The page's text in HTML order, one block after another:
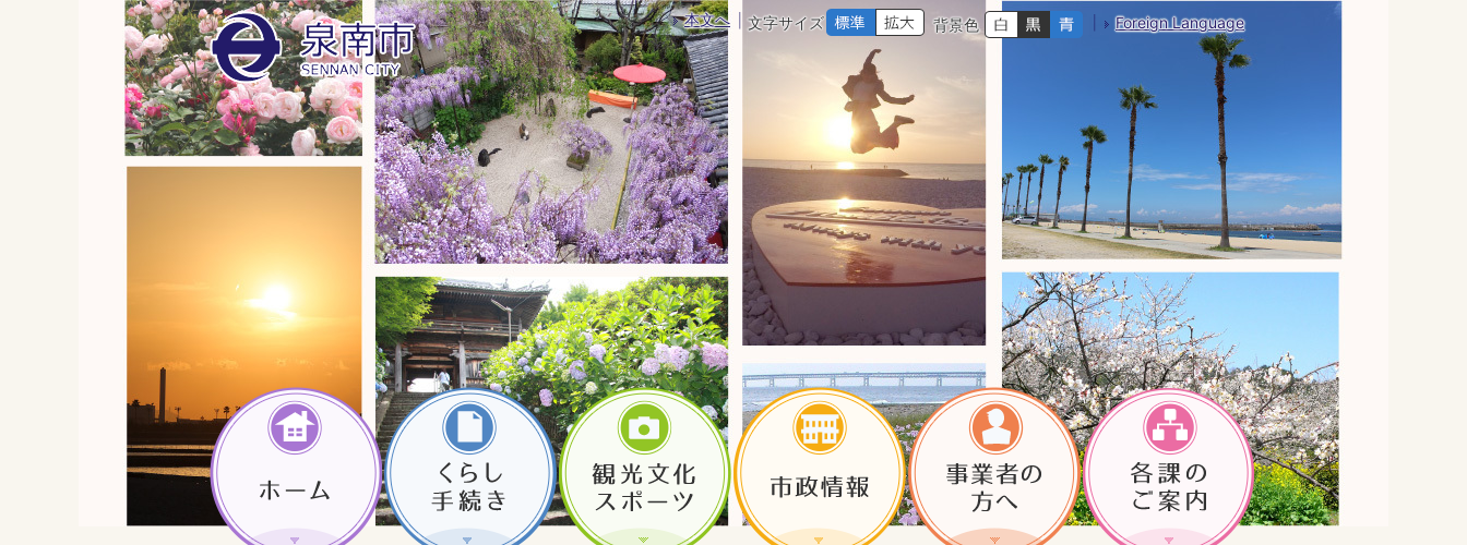
本文へ 文字サイズ 背景色 Foreign Language